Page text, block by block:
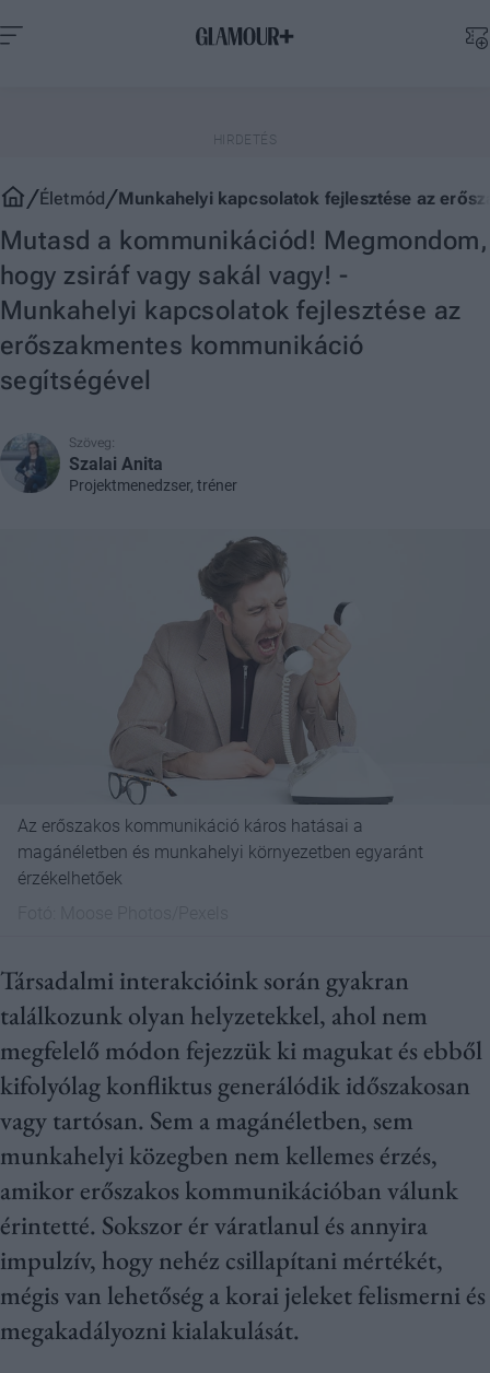
Életmód Munkahelyi kapcsolatok fejlesztése az
Mutasd a kommunikációd! Megmondom,
hogy zsiráf vagy sakál vagy! -
Munkahelyi kapcsolatok fejlesztése az
erőszakmentes kommunikáció
segítségével
Szöveg:
Szalai Anita
Projektmenedzser, tréner
Az erőszakos kommunikáció káros hatásai a
magánéletben és munkahelyi környezetben egyaránt
érzékelhetőek
Társadalmi interakcióink során gyakran
találkozunk olyan helyzetekkel, ahol nem
megfelelő módon fejezzük ki magukat és ebből
kifolyólag konfliktus generálódik időszakosan
vagy tartósan. Sem a magánéletben, sem
munkahelyi közegben nem kellemes érzés,
amikor erőszakos kommunikációban válunk
érintetté. Sokszor ér váratlanul és annyira
impulzív, hogy nehéz csillapítani mértékét,
mégis van lehetőség a korai jeleket felismerni és
megakadályozni kialakulását.